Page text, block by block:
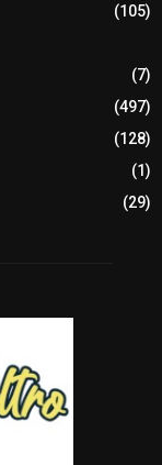
(105)
(7)
(497)
(128)
(1)
(29)